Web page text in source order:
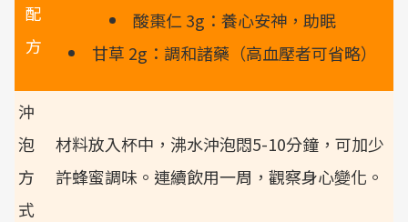
配
方
酸棗仁 3g：養心安神，助眠
甘草 2g：調和諸藥（高血壓者可省略）
沖
泡
方
式
材料放入杯中，沸水沖泡悶5-10分鐘，可加少
許蜂蜜調味。連續飲用一周，觀察身心變化。